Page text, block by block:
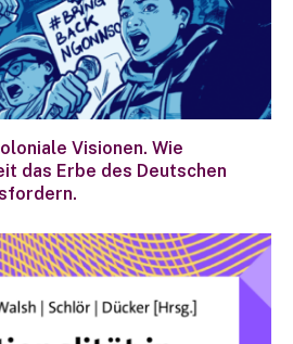
Visionen. Wie
das Erbe des Deutschen